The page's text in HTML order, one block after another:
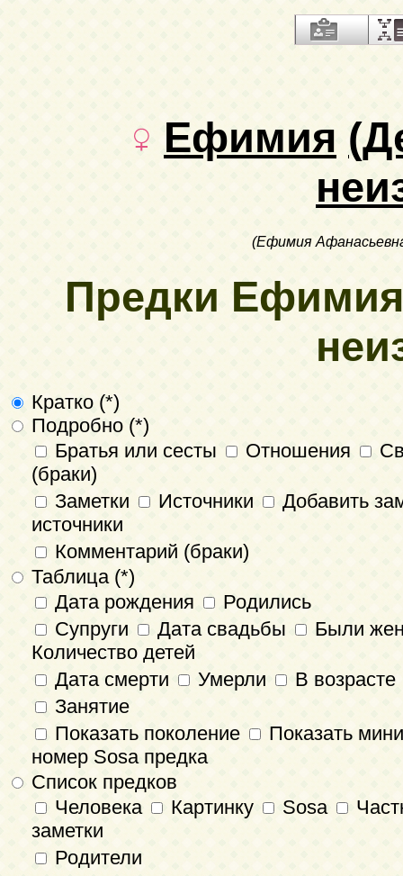
Ефимия
(Ефимия
Предки
Кратко (*)
Подробно (*)
Братья или сесты
Отношения
(браки)
Заметки
Источники
Добавить
источники
Комментарий (браки)
Таблица (*)
Дата рождения
Родились
Супруги
Дата свадьбы
Были
Количество детей
Дата смерти
Умерли
В возрасте
Занятие
Показать поколение
Показать
номер Sosa предка
Список предков
Человека
Картинку Sosa
заметки
Родители